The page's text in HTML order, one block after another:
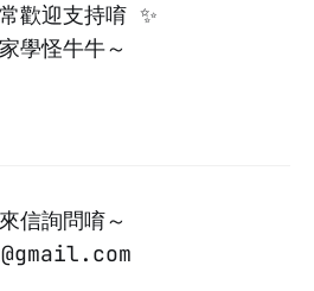
歡迎支持唷 ✨
學怪牛牛～
信詢問唷～